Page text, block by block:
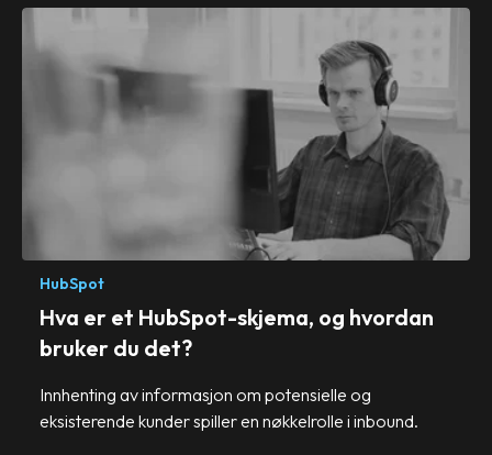
HubSpot
Hva er et HubSpot-skjema, og hvordan
bruker du det?
Innhenting av informasjon om potensielle og
eksisterende kunder spiller en nøkkelrolle i inbound.